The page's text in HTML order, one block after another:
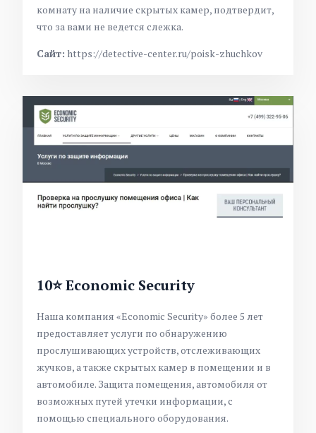
комнату на наличие скрытых камер, подтвердит,
что за вами не ведется слежка.
Сайт: https://detective-center.ru/poisk-zhuchkov
10⭐ Economic Security
Наша компания «Economic Security» более 5 лет
предоставляет услуги по обнаружению
прослушивающих устройств, отслеживающих
жучков, а также скрытых камер в помещении и в
автомобиле. Защита помещения, автомобиля от
возможных путей утечки информации, с
помощью специального оборудования.